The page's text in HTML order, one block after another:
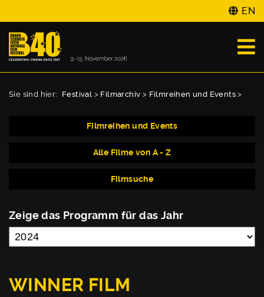
EN
Sie sind hier: Festival > Filmarchiv > Filmreihen und Events >
Filmreihen und Events
Alle Filme von A - Z
Filmsuche
Zeige das Programm für das Jahr
WINNER FILM